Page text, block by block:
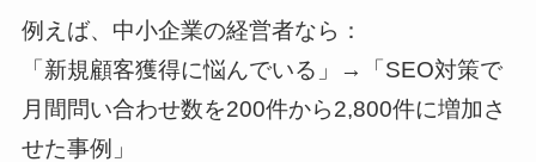
例えば、中小企業の経営者なら：
「新規顧客獲得に悩んでいる」→「SEO対策で
月間問い合わせ数を200件から2,800件に増加さ
せた事例」